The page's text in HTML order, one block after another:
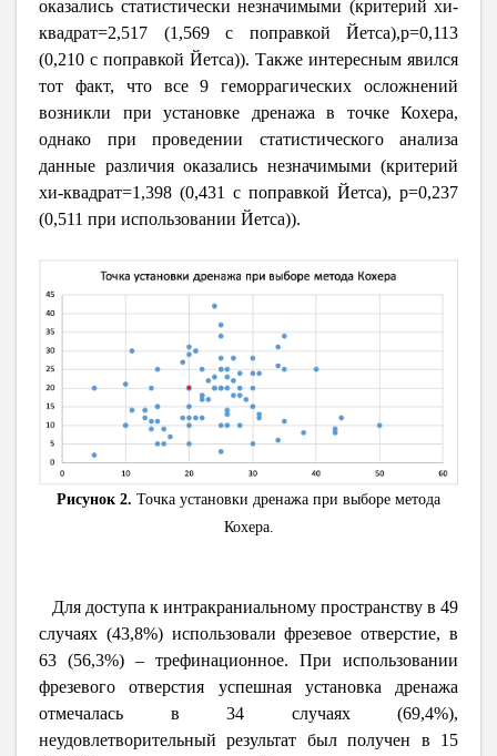
оказались статистически незначимыми (критерий хи-
квадрат=2,517 (1,569 с поправкой Йетса),p=0,113
(0,210 с поправкой Йетса)). Также интересным явился
тот факт, что все 9 геморрагических осложнений
возникли при установке дренажа в точке Кохера,
однако при проведении статистического анализа
данные различия оказались незначимыми (критерий
хи-квадрат=1,398 (0,431 с поправкой Йетса), p=0,237
(0,511 при использовании Йетса)).
Рисунок 2. Точка установки дренажа при выборе метода
Кохера.
Для доступа к интракраниальному пространству в 49
случаях (43,8%) использовали фрезевое отверстие, в
63 (56,3%) – трефинационное. При использовании
фрезевого отверстия успешная установка дренажа
отмечалась в 34 случаях (69,4%),
неудовлетворительный результат был получен в 15